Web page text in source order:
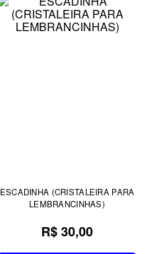
ESCADINHA (CRISTALEIRA PARA
LEMBRANCINHAS)
R$ 30,00